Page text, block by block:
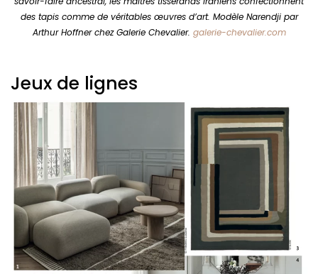
des tapis comme de véritables œuvres d’art. Modèle Narendji par
Arthur Hoffner chez Galerie Chevalier. galerie-chevalier.com
Jeux de lignes